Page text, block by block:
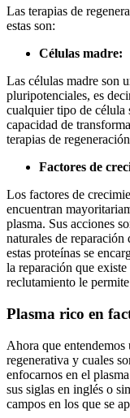
Las terapias de
estas son:
Células madre:
Las células madre son
pluripotenciales, es
cualquier tipo de célula
capacidad de
terapias de
Factores de
Los factores de
encuentran
plasma. Sus acciones
naturales de
estas proteínas se
la reparación que
reclutamiento le
Plasma rico en
Ahora que
regenerativa y cuales
enfocarnos en el
sus siglas en inglés o
campos en los que se